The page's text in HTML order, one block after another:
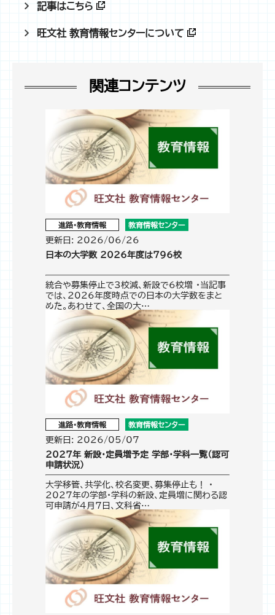
記事はこちら
旺文社 教育情報センターについて
関連コンテンツ
進路・教育情報 教育情報センター
更新日: 2026/06/26
日本の大学数 2026年度は796校
統合や募集停止で3校減、新設で6校増 ・当記事
では、2026年度時点での日本の大学数をまと
めた。あわせて、全国の大…
進路・教育情報 教育情報センター
更新日: 2026/05/07
2027年 新設・定員増予定 学部・学科一覧（認可
申請状況）
大学移管、共学化、校名変更、募集停止も！ ・
2027年の学部・学科の新設、定員増に関わる認
可申請が4月7日、文科省…